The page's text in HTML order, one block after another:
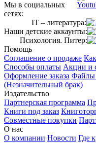
Мы в социальных
сетях:
IT – литература:
Наши детские аккаунты:
Психология. Питер:
Помощь
Соглашение о продаже
Способы оплаты Акции и
Оформление заказа Файлы
(Незначительный брак)
Издательство
Партнерская программа
Книги под заказ
Совместные покупки
О нас
О компании Новости Где